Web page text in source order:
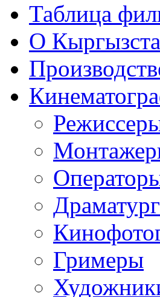
Таблица
О
Гримеры